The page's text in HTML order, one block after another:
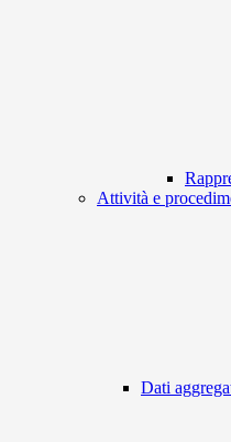
Attività e
Dati